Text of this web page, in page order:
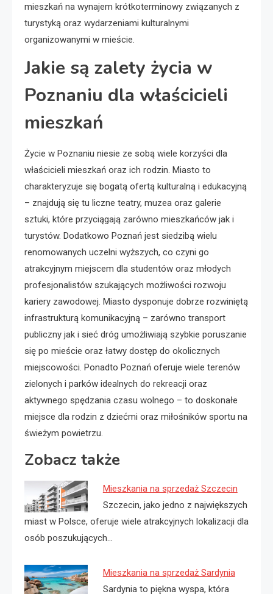
mieszkań na wynajem krótkoterminowy związanych z
turystyką oraz wydarzeniami kulturalnymi
organizowanymi w mieście.
Jakie są zalety życia w
Poznaniu dla właścicieli
mieszkań
Życie w Poznaniu niesie ze sobą wiele korzyści dla
właścicieli mieszkań oraz ich rodzin. Miasto to
charakteryzuje się bogatą ofertą kulturalną i edukacyjną
– znajdują się tu liczne teatry, muzea oraz galerie
sztuki, które przyciągają zarówno mieszkańców jak i
turystów. Dodatkowo Poznań jest siedzibą wielu
renomowanych uczelni wyższych, co czyni go
atrakcyjnym miejscem dla studentów oraz młodych
profesjonalistów szukających możliwości rozwoju
kariery zawodowej. Miasto dysponuje dobrze rozwiniętą
infrastrukturą komunikacyjną – zarówno transport
publiczny jak i sieć dróg umożliwiają szybkie poruszanie
się po mieście oraz łatwy dostęp do okolicznych
miejscowości. Ponadto Poznań oferuje wiele terenów
zielonych i parków idealnych do rekreacji oraz
aktywnego spędzania czasu wolnego – to doskonałe
miejsce dla rodzin z dziećmi oraz miłośników sportu na
świeżym powietrzu.
Zobacz także
Mieszkania na sprzedaż Szczecin
Szczecin, jako jedno z największych
miast w Polsce, oferuje wiele atrakcyjnych lokalizacji dla
osób poszukujących…
Mieszkania na sprzedaż Sardynia
Sardynia to piękna wyspa, która